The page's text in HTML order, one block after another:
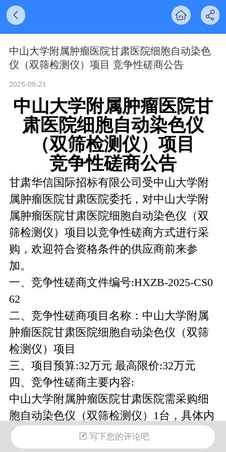
中山大学附属肿瘤医院甘肃医院细胞自动染色
仪（双筛检测仪）项目 竞争性磋商公告
2025-08-21
中山大学附属肿瘤医院甘
肃医院细胞自动染色仪
（双筛检测仪）项目
竞争性磋商公告
甘肃华信国际招标有限公司受中山大学附
属肿瘤医院甘肃医院委托，对中山大学附
属肿瘤医院甘肃医院细胞自动染色仪（双
筛检测仪）项目 以竞争性磋商方式进行采
购，欢迎符合资格条件的供应商前来参
加。
一、竞争性磋商文件编号:HXZB-2025-CS0
62
二、竞争性磋商项目名称： 中山大学附属
肿瘤医院甘肃医院细胞自动染色仪（双筛
检测仪）项目
三、项目预算:32万元 最高限价:32万元
四、竞争性磋商主要内容:
中山大学附属肿瘤医院甘肃医院需采购细
胞自动染色仪（双筛检测仪） 1台 ，具体内
容详见
磋商文件第四章采购需求
五、投标人资格要求：
写下您的评论吧